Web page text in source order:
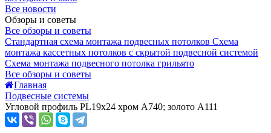
Все новости
Обзоры и советы
Все обзоры и советы
Стандартная схема монтажа подвесных потолков Схема
монтажа кассетных потолков с скрытой подвесной системой
Схема монтажа подвесного потолка грильято
Все обзоры и советы
Главная
Подвесные системы
Угловой профиль PL19x24 хром А740; золото А111